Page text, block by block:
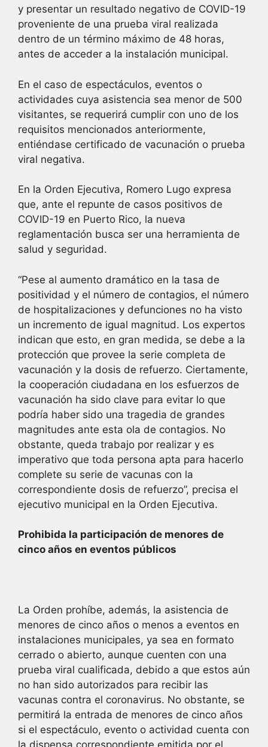
y presentar un resultado negativo de COVID-19
proveniente de una prueba viral realizada
dentro de un término máximo de 48 horas,
antes de acceder a la instalación municipal.
En el caso de espectáculos, eventos o
actividades cuya asistencia sea menor de 500
visitantes, se requerirá cumplir con uno de los
requisitos mencionados anteriormente,
entiéndase certificado de vacunación o prueba
viral negativa.
En la Orden Ejecutiva, Romero Lugo expresa
que, ante el repunte de casos positivos de
COVID-19 en Puerto Rico, la nueva
reglamentación busca ser una herramienta de
salud y seguridad.
“Pese al aumento dramático en la tasa de
positividad y el número de contagios, el número
de hospitalizaciones y defunciones no ha visto
un incremento de igual magnitud. Los expertos
indican que esto, en gran medida, se debe a la
protección que provee la serie completa de
vacunación y la dosis de refuerzo. Ciertamente,
la cooperación ciudadana en los esfuerzos de
vacunación ha sido clave para evitar lo que
podría haber sido una tragedia de grandes
magnitudes ante esta ola de contagios. No
obstante, queda trabajo por realizar y es
imperativo que toda persona apta para hacerlo
complete su serie de vacunas con la
correspondiente dosis de refuerzo”, precisa el
ejecutivo municipal en la Orden Ejecutiva.
Prohibida la participación de menores de
cinco años en eventos públicos
La Orden prohíbe, además, la asistencia de
menores de cinco años o menos a eventos en
instalaciones municipales, ya sea en formato
cerrado o abierto, aunque cuenten con una
prueba viral cualificada, debido a que estos aún
no han sido autorizados para recibir las
vacunas contra el coronavirus. No obstante, se
permitirá la entrada de menores de cinco años
si el espectáculo, evento o actividad cuenta con